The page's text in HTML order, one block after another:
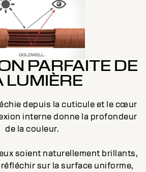
PARFAITE DE
LUMIÈRE
depuis la cuticule et le cœur
interne donne la profondeur
de la couleur.
soient naturellement brillants,
sur la surface uniforme,